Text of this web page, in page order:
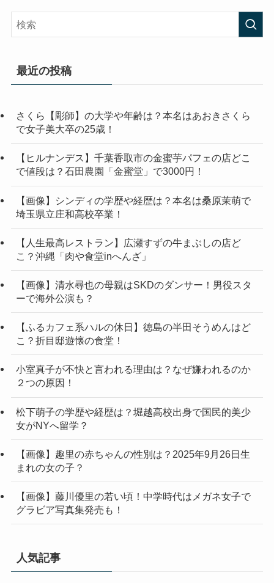
最近の投稿
さくら【彫師】の大学や年齢は？本名はあおきさくら
で女子美大卒の25歳！
【ヒルナンデス】千葉香取市の金蜜芋パフェの店どこ
で値段は？石田農園「金蜜堂」で3000円！
【画像】シンディの学歴や経歴は？本名は桑原茉萌で
埼玉県立庄和高校卒業！
【人生最高レストラン】広瀬すずの牛まぶしの店ど
こ？沖縄「肉や食堂inへんざ」
【画像】清水尋也の母親はSKDのダンサー！男役スタ
ーで海外公演も？
【ふるカフェ系ハルの休日】徳島の半田そうめんはど
こ？折目邸遊懐の食堂！
小室真子が不快と言われる理由は？なぜ嫌われるのか
２つの原因！
松下萌子の学歴や経歴は？堀越高校出身で国民的美少
女がNYへ留学？
【画像】趣里の赤ちゃんの性別は？2025年9月26日生
まれの女の子？
【画像】藤川優里の若い頃！中学時代はメガネ女子で
グラビア写真集発売も！
人気記事